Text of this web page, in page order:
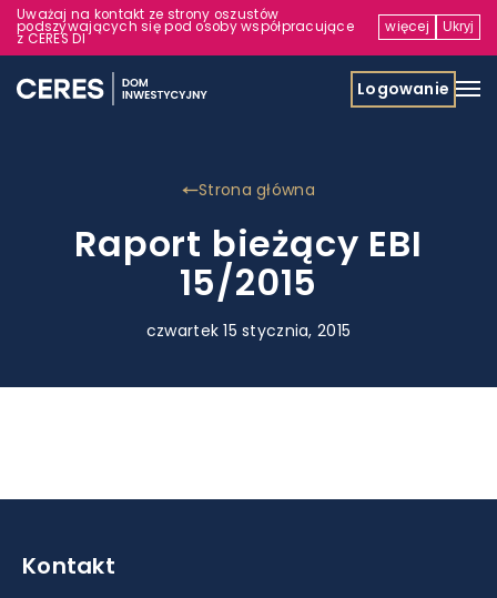
Uważaj na kontakt ze strony oszustów
podszywających się pod osoby współpracujące
z CERES DI
więcej Ukryj
Logowanie
Strona główna
Raport bieżący EBI
15/2015
czwartek 15 stycznia, 2015
Kontakt